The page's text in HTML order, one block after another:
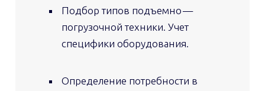
Подбор типов подъемно —
погрузочной техники. Учет
специфики оборудования.
Определение потребности в